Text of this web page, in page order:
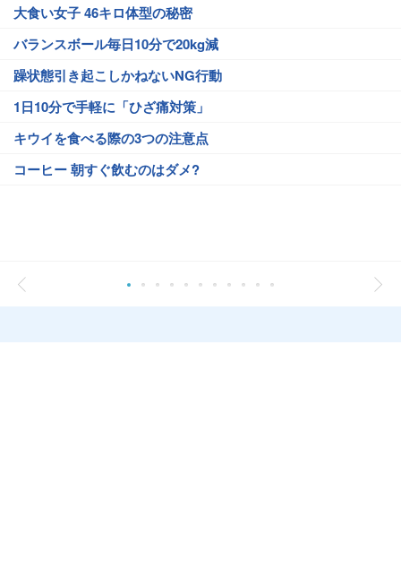
大食い女子 46キロ体型の秘密
バランスボール毎日10分で20kg減
躁状態引き起こしかねないNG行動
1日10分で手軽に「ひざ痛対策」
キウイを食べる際の3つの注意点
コーヒー 朝すぐ飲むのはダメ?